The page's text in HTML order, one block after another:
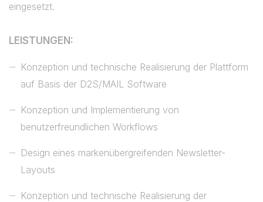
eingesetzt.
LEISTUNGEN:
Konzeption und technische Realisierung der Plattform
auf Basis der D2S/MAIL Software
Konzeption und Implementierung von
benutzerfreundlichen Workflows
Design eines markenübergreifenden Newsletter-
Layouts
Konzeption und technische Realisierung der